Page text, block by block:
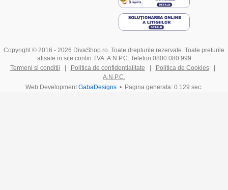
Copyright © 2016 - 2026 DivaShop.ro. Toate drepturile rezervate. Toate preturile
afisate in site contin TVA. A.N.P.C. Telefon 0800.080.999
Termeni si conditii
Politica de confidentialitate Politica de Cookies
A.N.P.C.
Web DevelopmentGabaDesigns • Pagina generata: 0.129 sec.